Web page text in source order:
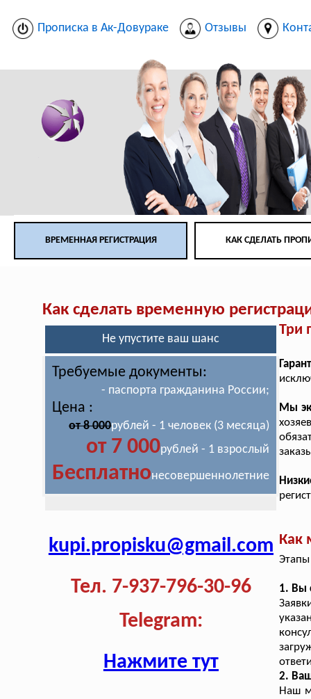
Прописка в Ак-Довураке Отзывы
ВРЕМЕННАЯ РЕГИСТРАЦИЯ КАК СДЕЛАТЬ
Как сделать временную
Не упустите ваш шанс
Требуемые документы:
- паспорта гражданина России;
Цена :
от 8 000рублей - 1 человек (3 месяца)
от 7 000рублей - 1 взрослый
Бесплатнонесовершеннолетние
kupi.propisku@gmail.com
Тел. 7-937-796-30-96
Telegram:
Нажмите тут
Три
Мы
Как
1. Вы
2.
Наш